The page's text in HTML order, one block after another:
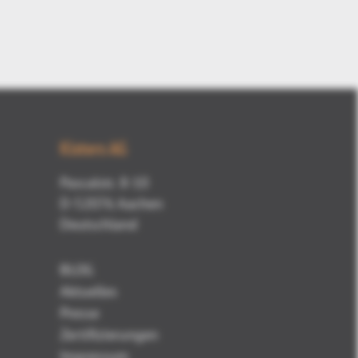
Kisters AG
Pascalstr. 8-10
D-52076 Aachen
Deutschland
BLOG
Aktuelles
Presse
Zertifizierungen